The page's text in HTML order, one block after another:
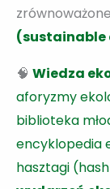
(sustainable
🧠 Wiedza
aforyzmy
biblioteka
encyklopedia
hasztagi